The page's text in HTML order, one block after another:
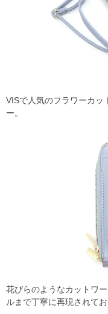
VISで人気のフラワーカッ
ー。
花びらのようなカットワ
ルまで丁寧に再現されて